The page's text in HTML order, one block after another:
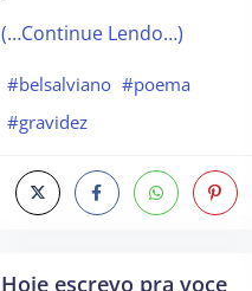
(…Continue Lendo…)
#belsalviano #poema
#gravidez
Hoje escrevo pra voce